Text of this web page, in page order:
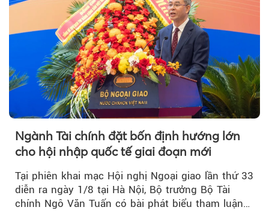
Ngành Tài chính đặt bốn định hướng lớn
cho hội nhập quốc tế giai đoạn mới
Tại phiên khai mạc Hội nghị Ngoại giao lần thứ 33
diễn ra ngày 1/8 tại Hà Nội, Bộ trưởng Bộ Tài
chính Ngô Văn Tuấn có bài phát biểu tham luận